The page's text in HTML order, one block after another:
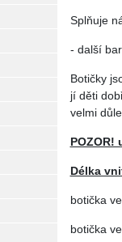
Splňuje
- další
Botičky
jí děti
velmi
POZOR!
Délka
botička
botička